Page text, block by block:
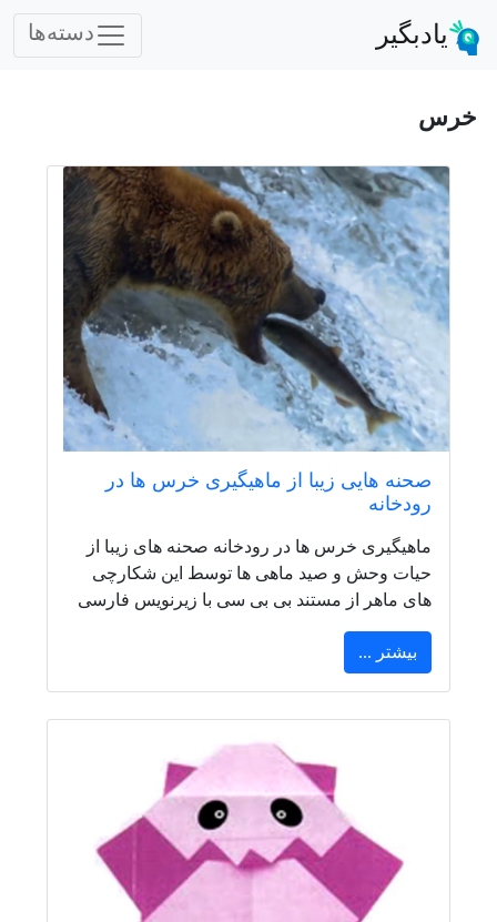
یادبگیر دسته‌ها
خرس
صحنه هایی زیبا از ماهیگیری خرس ها در
رودخانه
ماهیگیری خرس ها در رودخانه صحنه های زیبا از
حیات وحش و صید ماهی ها توسط این شکارچی
های ماهر از مستند بی بی سی با زیرنویس فارسی
بیشتر ...